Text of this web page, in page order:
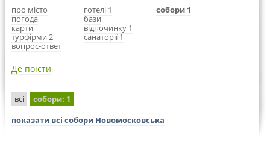
про місто
погода
карти
турфірми 2
вопрос-ответ
готелі 1
бази
відпочинку 1
санаторії 1
собори 1
Де поїсти
всі собори: 1
показати всі собори Новомосковська